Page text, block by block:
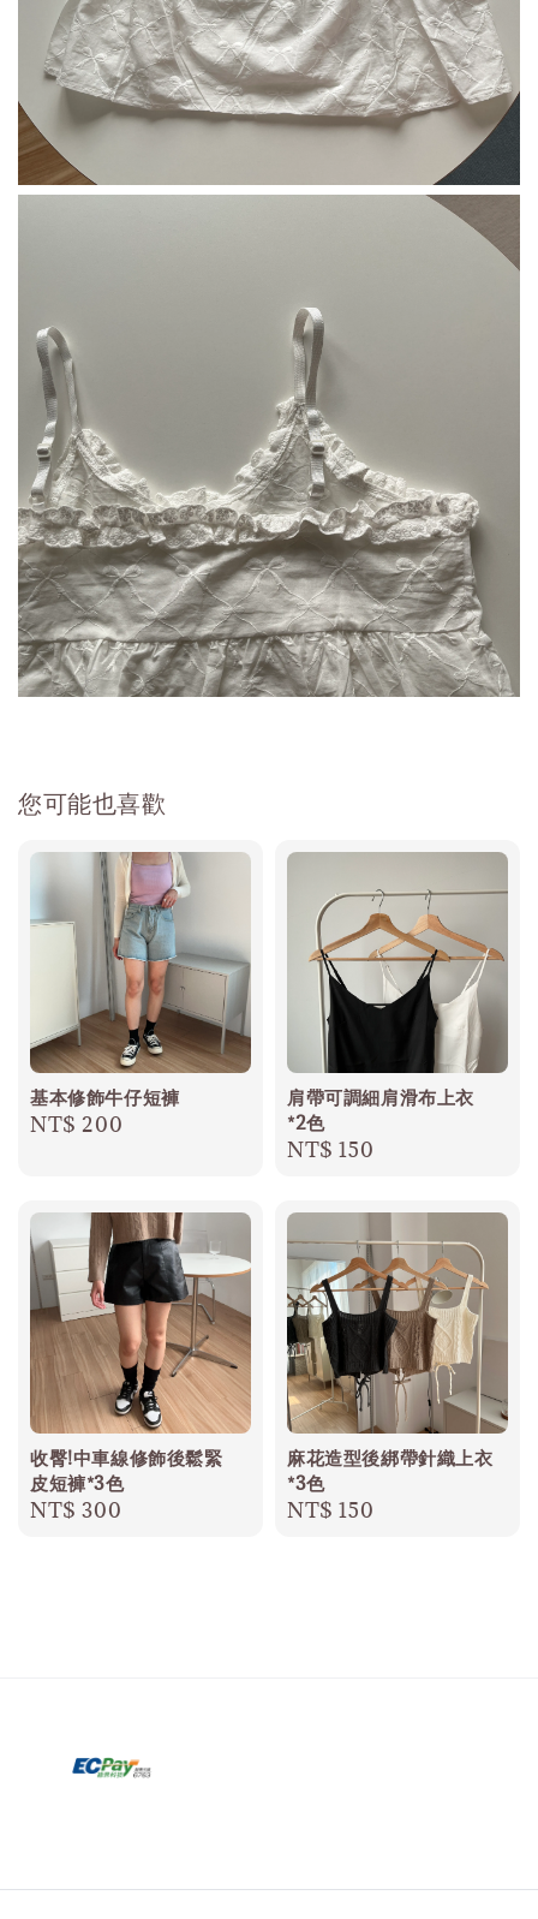
您可能也喜歡
基本修飾牛仔短褲
Regular
NT$ 200
肩帶可調細肩滑布上衣
*2色
Regular
NT$ 150
收臀!中車線修飾後鬆緊
皮短褲*3色
Regular
NT$ 300
麻花造型後綁帶針織上衣
*3色
Regular
NT$ 150